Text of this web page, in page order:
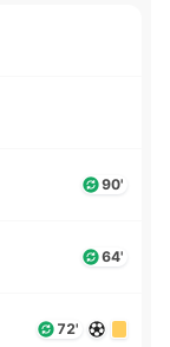
90'
64'
72'